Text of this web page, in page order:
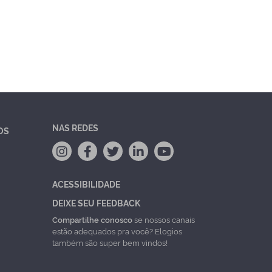
NAS REDES
ACESSIBILIDADE
DEIXE SEU FEEDBACK
Compartilhe conoscose nossos canais
estão adequados pra você? Elogios
também são super bem vindos!